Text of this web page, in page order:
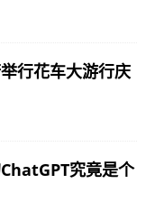
行花车大游行庆
究竟是个